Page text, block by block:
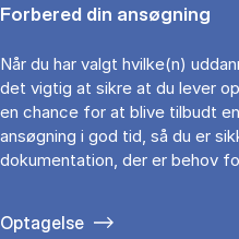
Forbered din ansøgning
Når du har valgt hvilke(n)
det vigtig at sikre at du lever
en chance for at blive tilbudt
ansøgning i god tid, så du er
dokumentation, der er behov
Optagelse